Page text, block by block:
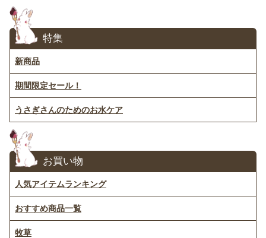
特集
新商品
期間限定セール！
うさぎさんのためのお水ケア
お買い物
人気アイテムランキング
おすすめ商品一覧
牧草